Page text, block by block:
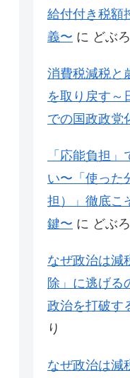
給付付き税額
義〜 に どぶ
消費税減税と
を取り戻す～
での国政政党
「応能負担
い〜「使った
担）」徹底こ
鍵〜 に どぶ
なぜ政治は減
除」に逃げる
政治を打破す
り
なぜ政治は減